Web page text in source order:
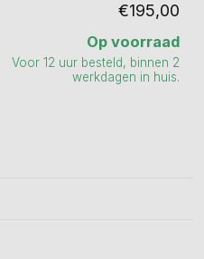
€195,00
Op voorraad
Voor 12 uur besteld, binnen 2
werkdagen in huis.